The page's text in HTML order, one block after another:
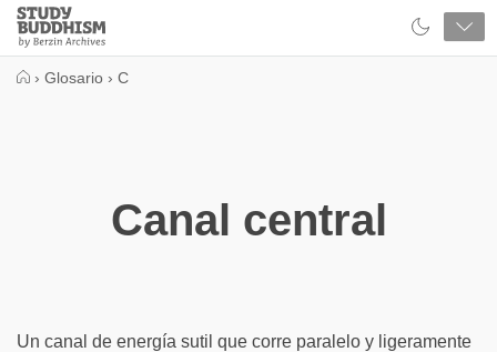
Close
Study
Buddhism
› Glosario › C
Canal central
Un canal de energía sutil que corre paralelo y ligeramente